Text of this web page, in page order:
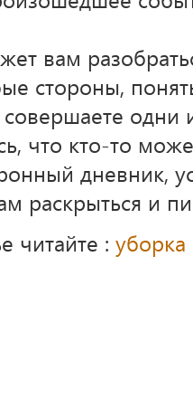
вам
стороны,
совершаете
что кто-то
дневник,
раскрыться и
читайте :